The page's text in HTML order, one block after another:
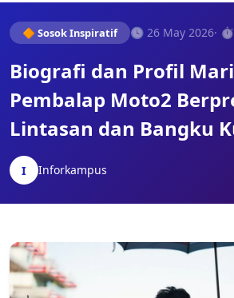
🔶 Sosok Inspiratif 🕓 26 May 2026·
Biografi dan Profil
Pembalap Moto2
Lintasan dan Bangku
I Inforkampus